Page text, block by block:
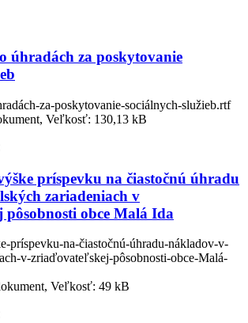
úhradách za poskytovanie
za-poskytovanie-sociálnych-služieb.rtf
Veľkosť: 130,13 kB
príspevku na čiastočnú úhradu
zariadeniach v
obce Malá Ida
príspevku-na-čiastočnú-úhradu-nákladov-v-
v-zriaďovateľskej-pôsobnosti-obce-Malá-
Veľkosť: 49 kB